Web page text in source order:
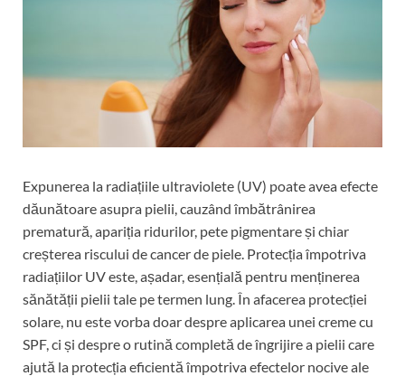
Expunerea la radiațiile ultraviolete (UV) poate avea efecte
dăunătoare asupra pielii, cauzând îmbătrânirea
prematură, apariția ridurilor, pete pigmentare și chiar
creșterea riscului de cancer de piele. Protecția împotriva
radiațiilor UV este, așadar, esențială pentru menținerea
sănătății pielii tale pe termen lung. În afacerea protecției
solare, nu este vorba doar despre aplicarea unei creme cu
SPF, ci și despre o rutină completă de îngrijire a pielii care
ajută la protecția eficientă împotriva efectelor nocive ale